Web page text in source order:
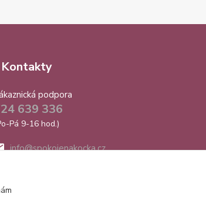
Kontakty
podpora
639 336
Pá 9-16 hod.)
info@spokojenakocka.cz